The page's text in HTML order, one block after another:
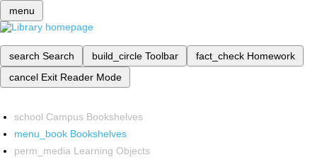
menu
search Search build_circle Toolbar fact_check Homework
cancel Exit Reader Mode
school Campus Bookshelves
menu_book Bookshelves
perm_media Learning Objects